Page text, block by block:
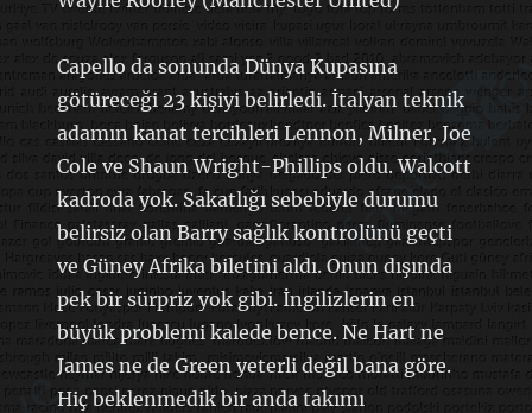
Capello da sonunda Dünya Kupasına
götüreceği 23 kişiyi belirledi. İtalyan teknik
adamın kanat tercihleri Lennon, Milner, Joe
Cole ve Shaun Wright-Phillips oldu. Walcott
kadroda yok. Sakatlığı sebebiyle durumu
belirsiz olan Barry sağlık kontrolünü geçti
ve Güney Afrika biletini aldı. Onun dışında
pek bir sürpriz yok gibi. İngilizlerin en
büyük problemi kalede bence. Ne Hart ne
James ne de Green yeterli değil bana göre.
Hiç beklenmedik bir anda takımı